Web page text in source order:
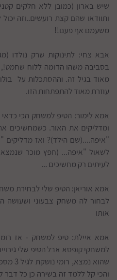
שיש בארון (כמובן ללא חלקים
ותוודאו שהם קצת רועשים..וזה
משעמם אף פעם!!
אבא צחי: לתינוקות שרק נולדו
בסביבה משהו הדומה ללוח
מאוד בגיל זה. וההסתכלות על
עוזרת מאוד להתפתחות הזו.
אמא לימור: הטיפ למשחק הכי
ומדליקים את האור. כשמחשיכים
"איפה....(שם הילד)? ואז מדליקים
לשאול "איפה... (חפץ מוכר
לעיתים רק מחשיכים ...
לבחור לה משחק צבעוני ושעושה
אותו
אמא איילת: טיפ למשחק - אז
למשחקי קופסא אבל הטיפ שלי
שהוא
והכי קל ללמד זה בשירה כן כל דבר